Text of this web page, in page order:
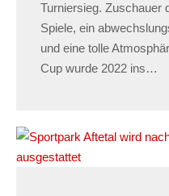
Turniersieg. Zuschauer
Spiele, ein
und eine tolle
Cup wurde 2022 ins…